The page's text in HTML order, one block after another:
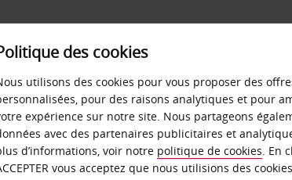
LIBRE-SERVICE
des cookies
utilisons des cookies pour vous proposer des
pour des raisons analytiques et pour
expérience sur notre site. Nous partageons
avec des partenaires publicitaires et
d’informations, voir notre politique de cookies. En
vous acceptez que nous utilisions des